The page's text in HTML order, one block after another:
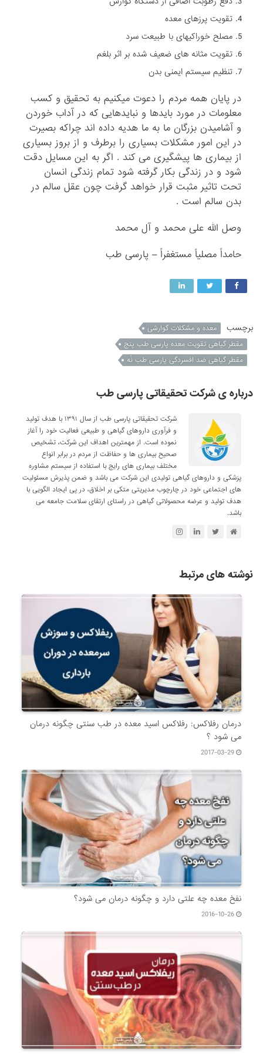
تقویت پرزهای معده
مصلح خوراکیهای با طبیعت سرد
تقویت مثانه های ضعیف شده بر اثر بلغم
تنظیم سیستم ایمنی بدن
در پایان همه مردم را دعوت میکنیم به تحقیق و کسب
معلومات در مورد بایدها و نبایدهایی که در آداب خوردن
و آشامیدن بزرگان ما به ما هدیه داده اند چراکه بصیرت
در این امور مشکلات بسیاری را برطرف و از بروز بسیاری
از بیماری ها پیشگیری می کند . اگر به این مسایل دقت
شود و در زندگی بکار گرفته شود تمام زندگی انسان
تحت تاثیر مثبت قرار خواهد گرفت چون عقل سالم در
بدن سالم است .
وصل الله علی محمد و آل محمد
حامداً مصلیاً مستغفراً – پارسی طب
برچسب
معده و مشکلات گوارشی
مقطر گیاهی تقویت معده پارسی طب پنج
مقطر گیاهی ضد افسردگی پارسی طب نُه
درباره ی شرکت تحقیقاتی پارسی طب
شرکت تحقیقاتی پارسی طب از سال ۱۳۹۱ با هدف تولید
و فرآوری داروهای گیاهی و طبیعی فعالیت خود را آغاز
نموده است. از مهمترین اهداف این شرکت، تشخیص
صحیح بیماری ها و حفاظت از مردم در برابر انواع
مختلف بیماری های رایج با استفاده از سیستم مشاوره
پزشکی و داروهای گیاهی تولیدی این شرکت می باشد و ضمن پذیرش مسئولیت
های اجتماعی خود در چارچوب مدیریتی متکی بر اخلاق، در پی ایجاد الگویی با
هدف تولید و عرضه محصولاتی گیاهی در راستای ارتقای سلامت جامعه می
باشد.
نوشته های مرتبط
درمان رفلاکس: رفلاکس اسید معده در طب سنتی چگونه درمان
می شود ؟
2017-03-29
نفخ معده چه علتی دارد و چگونه درمان می شود؟
2016-10-26